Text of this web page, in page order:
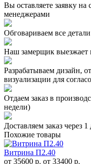
Вы оставляете заявку на
менеджерами
Обговариваем все
Наш замерщик выезжает
Разрабатываем дизайн,
визуализации для
Отдаем заказ в
недели)
Доставляем заказ через
Похожие товары
Витрина П2.40
от 35600 р. от 33400 р.